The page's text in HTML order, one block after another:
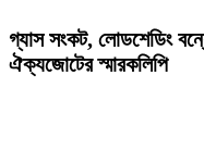
গ্যাস সংকট, লোডশেডিং
ঐক্যজোটের স্মারকলিপি